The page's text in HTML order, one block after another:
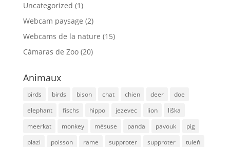
Uncategorized (1)
Webcam paysage (2)
Webcams de la nature (15)
Cámaras de Zoo(20)
Animaux
birds birds bison chat chien deer
doe
elephant
fischs hippo jezevec lion
liška
meerkat
monkey mésuse panda pavouk
pig
plazi
poisson rame supproter supproter
tuleň